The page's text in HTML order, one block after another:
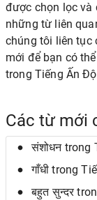
được chọn lọc và
những từ liên
chúng tôi liên tục
mới để bạn có
trong Tiếng Ấn
Các từ mới
संशोधन trong
गाँधी trong
बहुत सुन्दर